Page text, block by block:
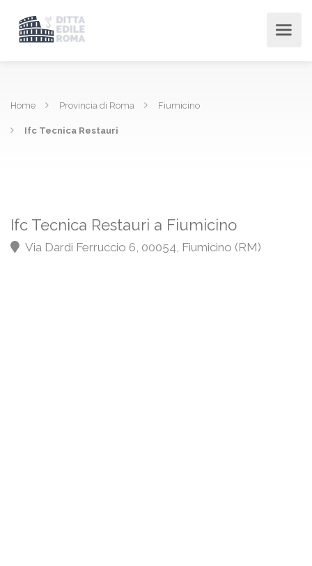
Home Provincia di Roma Fiumicino
Ifc Tecnica Restauri
Ifc Tecnica Restauri a Fiumicino
Via Dardi Ferruccio 6, 00054, Fiumicino (RM)